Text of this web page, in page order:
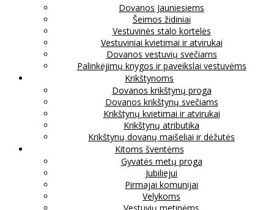
Dovanos Jauniesiems
Šeimos židiniai
Vestuvinės stalo kortelės
Vestuviniai kvietimai ir atvirukai
Dovanos vestuvių svečiams
Palinkėjimų knygos ir paveikslai vestuvėms
Krikštynoms
Dovanos krikštynų proga
Dovanos krikštynų svečiams
Krikštynų kvietimai ir atvirukai
Krikštynų atributika
Krikštynų dovanų maišeliai ir dėžutės
Kitoms šventėms
Gyvatės metų proga
Jubiliejui
Pirmajai komunijai
Velykoms
Vestuvių metinėms